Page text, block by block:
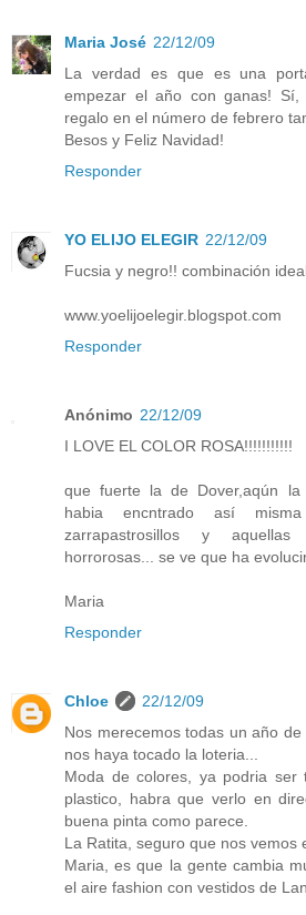
Maria José 22/12/09
La verdad es que es una
empezar el año con ganas!
regalo en el número de febrero
Besos y Feliz Navidad!
Responder
YO ELIJO ELEGIR 22/12/09
Fucsia y negro!! combinación
www.yoelijoelegir.blogspot.com
Responder
Anónimo 22/12/09
I LOVE EL COLOR ROSA!!!!!!!!!!!
que fuerte la de Dover,aqún
habia encntrado así
zarrapastrosillos y
horrorosas... se ve que ha
Maria
Responder
Chloe
22/12/09
Nos merecemos todas un año
nos haya tocado la loteria...
Moda de colores, ya podria ser
plastico, habra que verlo en
buena pinta como parece.
La Ratita, seguro que nos vemos
Maria, es que la gente cambia
el aire fashion con vestidos de